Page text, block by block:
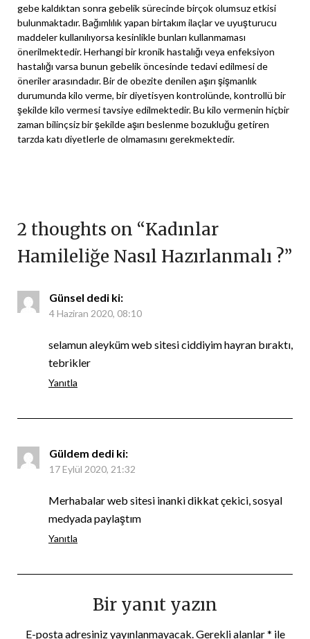
gebe kaldıktan sonra gebelik sürecinde birçok olumsuz etkisi
bulunmaktadır. Bağımlılık yapan birtakım ilaçlar ve uyuşturucu
maddeler kullanılıyorsa kesinlikle bunları kullanmaması
önerilmektedir. Herhangi bir kronik hastalığı veya enfeksiyon
hastalığı varsa bunun gebelik öncesinde tedavi edilmesi de
öneriler arasındadır. Bir de obezite denilen aşırı şişmanlık
durumunda kilo verme, bir diyetisyen kontrolünde, kontrollü bir
şekilde kilo vermesi tavsiye edilmektedir. Bu kilo vermenin hiçbir
zaman bilinçsiz bir şekilde aşırı beslenme bozukluğu getiren
tarzda katı diyetlerle de olmamasını gerekmektedir.
2 thoughts on “Kadınlar
Hamileliğe Nasıl Hazırlanmalı ?”
Günsel dedi ki:
4 Haziran 2020, 08:10
selamun aleyküm web sitesi ciddiyim hayran bıraktı,
tebrikler
Yanıtla
Güldem dedi ki:
17 Eylül 2020, 21:32
Merhabalar web sitesi inanki dikkat çekici, sosyal
medyada paylaştım
Yanıtla
Bir yanıt yazın
E-posta adresiniz yayınlanmayacak.Gerekli alanlar* ile